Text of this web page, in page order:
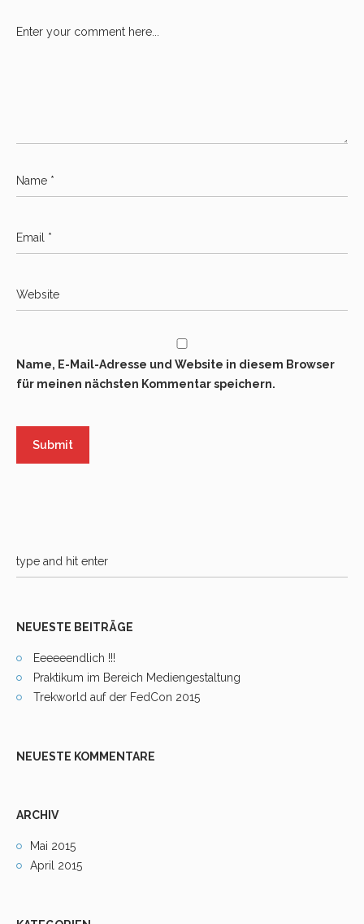
Name, E-Mail-Adresse und Website in diesem Browser
für meinen nächsten Kommentar speichern.
NEUESTE BEITRÄGE
Eeeeeendlich !!!
Praktikum im Bereich Mediengestaltung
Trekworld auf der FedCon 2015
NEUESTE KOMMENTARE
ARCHIV
Mai 2015
April 2015